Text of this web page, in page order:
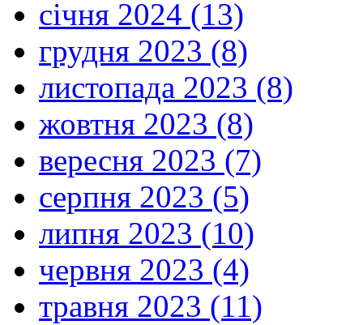
січня 2024 (13)
грудня 2023 (8)
листопада 2023 (8)
жовтня 2023 (8)
вересня 2023 (7)
серпня 2023 (5)
липня 2023 (10)
червня 2023 (4)
травня 2023 (11)